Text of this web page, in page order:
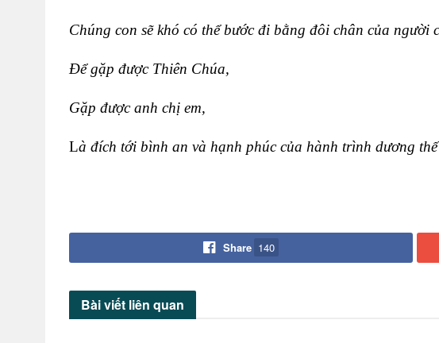
Chúng con sẽ khó có thể bước đi bằng đôi chân của
Để gặp được Thiên Chúa,
Gặp được anh chị em,
Là đích tới bình an và hạnh phúc của hành trình dương
Share 140
Bài viết liên quan